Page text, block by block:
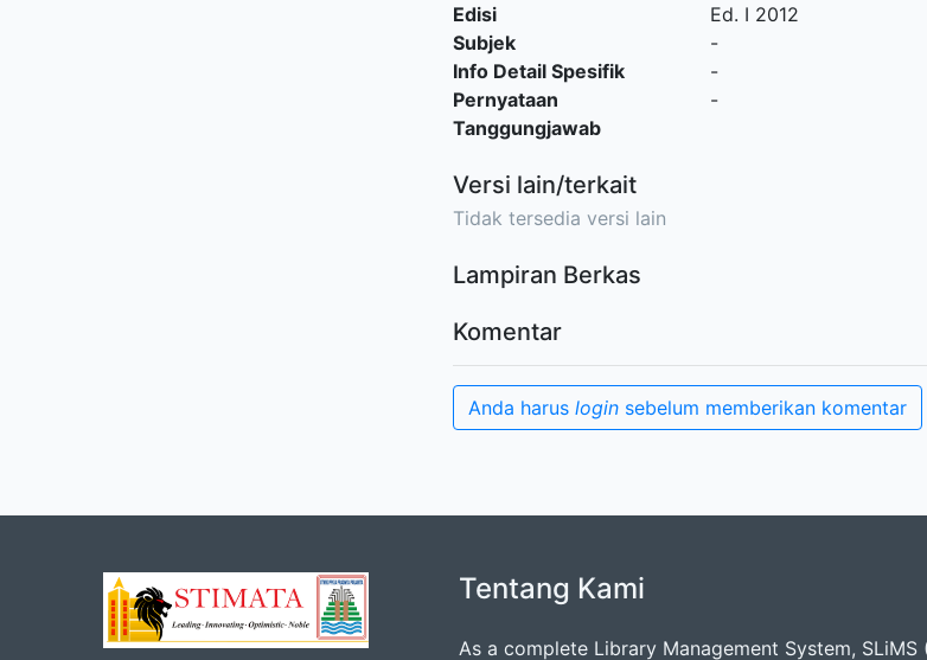
Edisi
Ed. I 2012
Subjek
-
Info Detail Spesifik
-
Pernyataan
Tanggungjawab
-
Versi lain/terkait
Tidak tersedia versi lain
Lampiran Berkas
Komentar
Anda harus login sebelum memberikan komentar
Tentang Kami
As a complete Library Management System, SLiMS